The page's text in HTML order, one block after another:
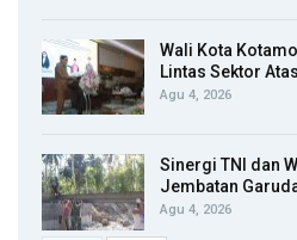
Wali Kota
Lintas Sektor
Agu 4, 2026
Sinergi TNI dan
Jembatan
Agu 4, 2026